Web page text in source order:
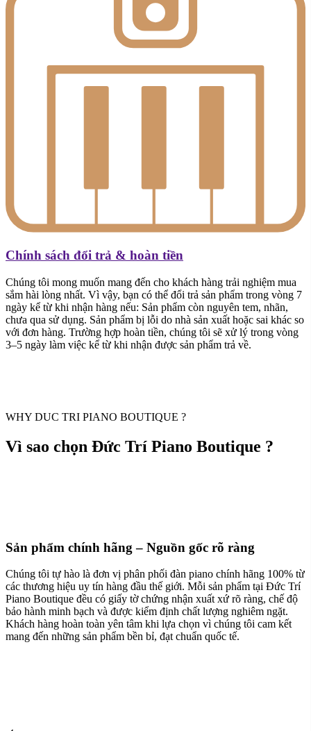
Chính sách đổi trả & hoàn tiền
Chúng tôi mong muốn mang đến cho khách hàng trải nghiệm mua
sắm hài lòng nhất. Vì vậy, bạn có thể đổi trả sản phẩm trong vòng 7
ngày kể từ khi nhận hàng nếu: Sản phẩm còn nguyên tem, nhãn,
chưa qua sử dụng. Sản phẩm bị lỗi do nhà sản xuất hoặc sai khác so
với đơn hàng. Trường hợp hoàn tiền, chúng tôi sẽ xử lý trong vòng
3–5 ngày làm việc kể từ khi nhận được sản phẩm trả về.
WHY DUC TRI PIANO BOUTIQUE ?
Vì sao chọn Đức Trí Piano Boutique ?
Sản phẩm chính hãng – Nguồn gốc rõ ràng
Chúng tôi tự hào là đơn vị phân phối đàn piano chính hãng 100% từ
các thương hiệu uy tín hàng đầu thế giới. Mỗi sản phẩm tại Đức Trí
Piano Boutique đều có giấy tờ chứng nhận xuất xứ rõ ràng, chế độ
bảo hành minh bạch và được kiểm định chất lượng nghiêm ngặt.
Khách hàng hoàn toàn yên tâm khi lựa chọn vì chúng tôi cam kết
mang đến những sản phẩm bền bỉ, đạt chuẩn quốc tế.